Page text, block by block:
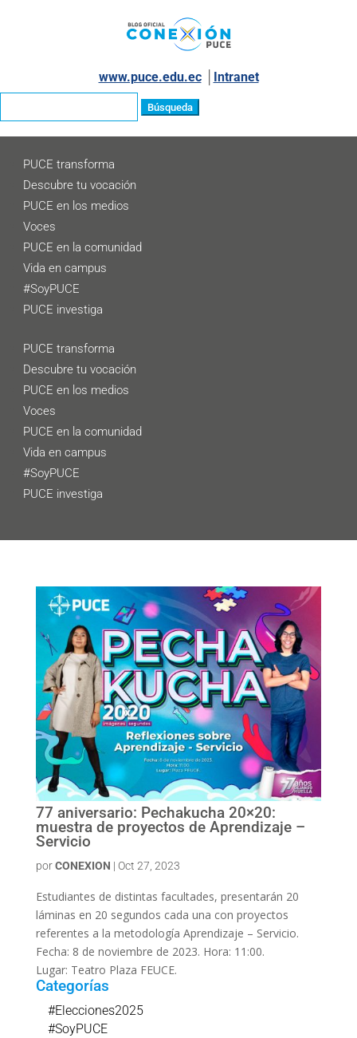
www.puce.edu.ec│ Intranet
PUCE transforma
Descubre tu vocación
PUCE en los medios
Voces
PUCE en la comunidad
Vida en campus
#SoyPUCE
PUCE investiga
PUCE transforma
Descubre tu vocación
PUCE en los medios
Voces
PUCE en la comunidad
Vida en campus
#SoyPUCE
PUCE investiga
77 aniversario: Pechakucha 20×20:
muestra de proyectos de Aprendizaje –
Servicio
porCONEXION | Oct 27, 2023
Estudiantes de distintas facultades, presentarán 20
láminas en 20 segundos cada una con proyectos
referentes a la metodología Aprendizaje – Servicio.
Fecha: 8 de noviembre de 2023. Hora: 11:00.
Lugar: Teatro Plaza FEUCE.
Categorías
#Elecciones2025
#SoyPUCE